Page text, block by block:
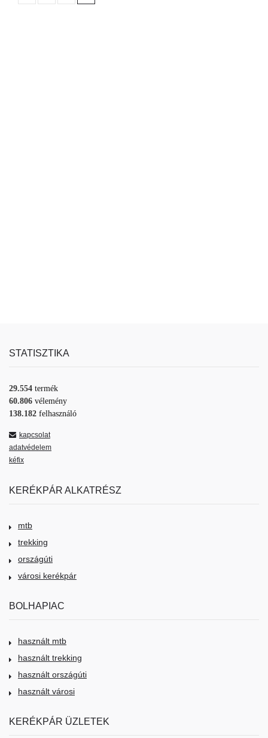
STATISZTIKA
29.554 termék
60.806 vélemény
138.182 felhasználó
kapcsolat
adatvédelem
kéfix
KERÉKPÁR ALKATRÉSZ
mtb
trekking
országúti
városi kerékpár
BOLHAPIAC
használt mtb
használt trekking
használt országúti
használt városi
KERÉKPÁR ÜZLETEK